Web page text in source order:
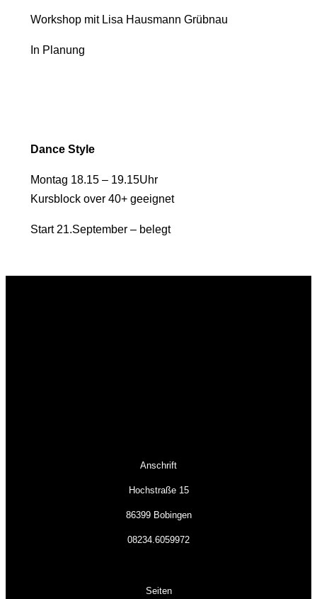
Workshop mit Lisa Hausmann Grübnau
In Planung
Dance Style
Montag 18.15 – 19.15Uhr
Kursblock over 40+ geeignet
Start 21.September – belegt
Anschrift
Hochstraße 15
86399 Bobingen
08234.6059972
Seiten